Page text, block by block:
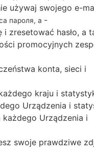
Beat → LGH735AR
używaj swojego e-
пароля, а -
zresetować hasło, a
promocyjnych
konta, sieci i
kraju i
Urządzenia i
Urządzenia i
swoje prawdziwe